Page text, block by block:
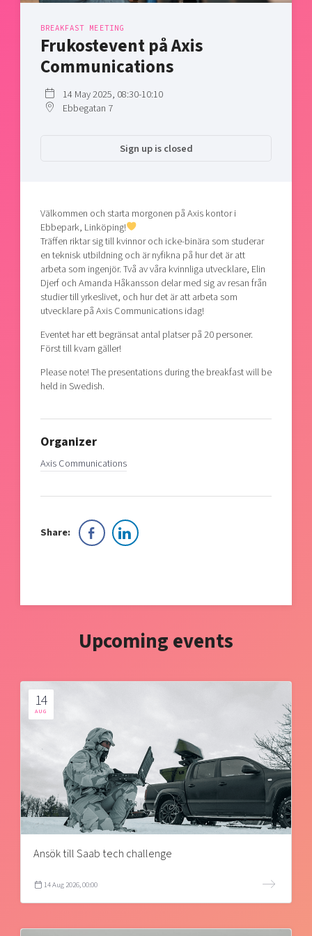
Bright East
East Sweden Tech Women
Reversed mentorship
Talent & skills
Startup & industry collaboration
Projects
Publications
Project toolbox
Locations
Today's lunch in Mjärdevi
BREAKFAST MEETING
Frukostevent på Axis
Communications
14 May 2025, 08:30-10:10
Ebbegatan 7
Sign up is closed
Välkommen och starta morgonen på Axis kontor i
Ebbepark, Linköping!
Träffen riktar sig till kvinnor och icke-binära som studerar
en teknisk utbildning och är nyfikna på hur det är att
arbeta som ingenjör. Två av våra kvinnliga utvecklare, Elin
Djerf och Amanda Håkansson delar med sig av resan från
studier till yrkeslivet, och hur det är att arbeta som
utvecklare på Axis Communications idag!
Eventet har ett begränsat antal platser på 20 personer.
Först till kvarn gäller!
Please note! The presentations during the breakfast will be
held in Swedish.
Organizer
Axis Communications
Share:
Upcoming events
14
AUG
Ansök till Saab tech challenge
14 Aug 2026, 00:00